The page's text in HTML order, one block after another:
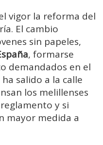
vigor la reforma del
El cambio
sin papeles,
, formarse
demandados en el
ha salido a la calle
los melillenses
y si
mayor medida a